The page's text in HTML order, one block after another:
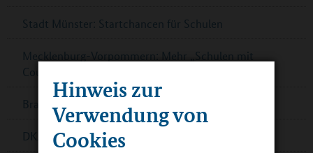
Hinweis zur
Verwendung von
Cookies
Stadt Münster: Startchancen für Schulen
Mecklenburg-Vorpommern: Mehr „Schulen mit
Courage“
Brandenburg / Havel: Nicolai-Schule erhält Besuch
DKJS-Netzwerk bildung.digital sucht Grundschulen